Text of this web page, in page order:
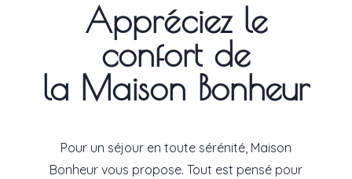
Appréciez le
confort de
la Maison Bonheur
Pour un séjour en toute sérénité, Maison
Bonheurvous propose. Tout est pensé pour